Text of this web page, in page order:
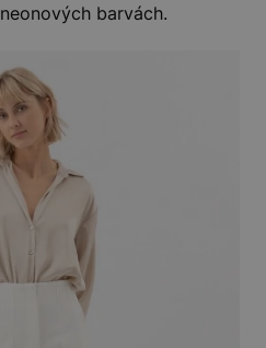
barvách.